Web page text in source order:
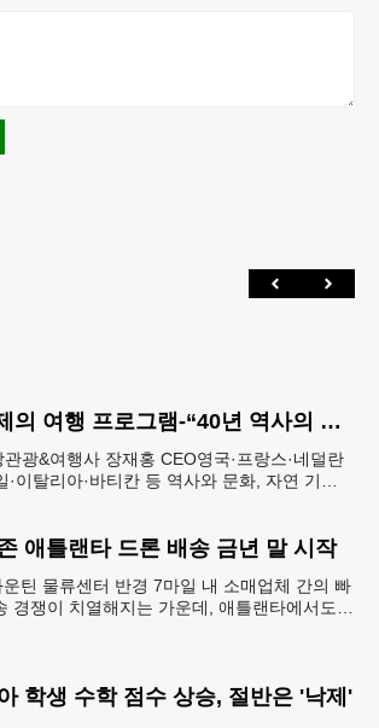
■ 화제의 여행 프로그램-“40년 역사의 신뢰… 서유럽 8개국 13일 대장정”
광&여행사 장재홍 CEO영국·프랑스·네덜란
·이탈리아·바티칸 등 역사와 문화, 자연 기
애틀랜타 드론 배송 금년 말 시작
운틴 물류센터 반경 7마일 내 소매업체 간의 빠
경쟁이 치열해지는 가운데, 애틀랜타에서도
학생 수학 점수 상승, 절반은 '낙제'